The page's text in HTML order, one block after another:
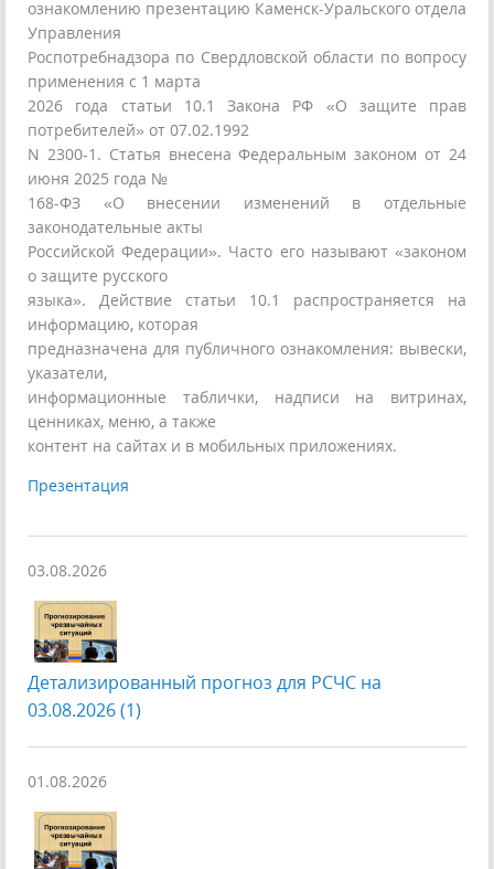
ознакомлению презентацию Каменск-Уральского отдела
Управления
Роспотребнадзора по Свердловской области по вопросу
применения с 1 марта
2026 года статьи 10.1 Закона РФ «О защите прав
потребителей» от 07.02.1992
N 2300-1. Статья внесена Федеральным законом от 24
июня 2025 года №
168-ФЗ «О внесении изменений в отдельные
законодательные акты
Российской Федерации». Часто его называют «законом
о защите русского
языка». Действие статьи 10.1 распространяется на
информацию, которая
предназначена для публичного ознакомления: вывески,
указатели,
информационные таблички, надписи на витринах,
ценниках, меню, а также
контент на сайтах и в мобильных приложениях.
Презентация
03.08.2026
Детализированный прогноз для РСЧС на
03.08.2026 (1)
01.08.2026